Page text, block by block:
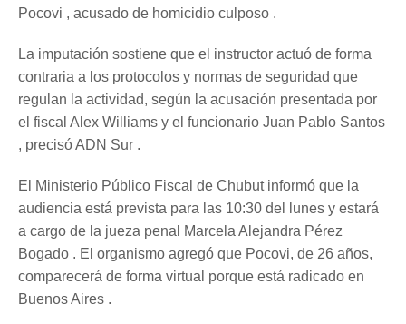
Pocovi , acusado de homicidio culposo .
La imputación sostiene que el instructor actuó de forma
contraria a los protocolos y normas de seguridad que
regulan la actividad, según la acusación presentada por
el fiscal Alex Williams y el funcionario Juan Pablo Santos
, precisó ADN Sur .
El Ministerio Público Fiscal de Chubut informó que la
audiencia está prevista para las 10:30 del lunes y estará
a cargo de la jueza penal Marcela Alejandra Pérez
Bogado . El organismo agregó que Pocovi, de 26 años,
comparecerá de forma virtual porque está radicado en
Buenos Aires .